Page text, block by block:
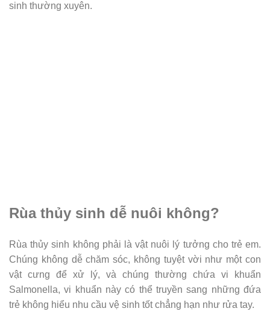
sinh thường xuyên.
Rùa thủy sinh dễ nuôi không?
Rùa thủy sinh không phải là vật nuôi lý tưởng cho trẻ em.
Chúng không dễ chăm sóc, không tuyệt vời như một con
vật cưng để xử lý, và chúng thường chứa vi khuẩn
Salmonella, vi khuẩn này có thể truyền sang những đứa
trẻ không hiểu nhu cầu vệ sinh tốt chẳng hạn như rửa tay.